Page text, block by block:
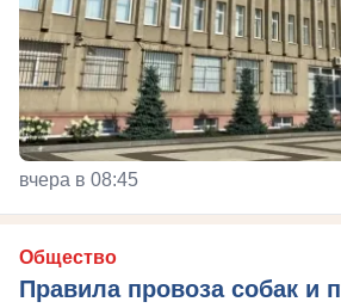
вчера в 08:45
Общество
Правила провоза собак и